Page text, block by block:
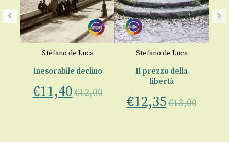
Stefano de Luca
Inesorabile declino
€11,40€12,00
Stefano de Luca
Il prezzo della
libertà
€12,35€13,00